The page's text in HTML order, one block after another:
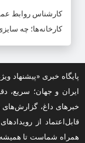
کارشناس روابط
کارخانه‌ها؛ چه
پایگاه خبری «پیشنهاد
ایران و جهان؛ سریع،
خبرهای داغ،
قابل‌اعتماد از
همراه شماست تا همیشه